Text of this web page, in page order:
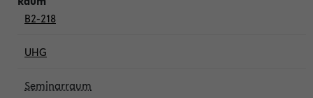
B2-218
UHG
Seminarraum